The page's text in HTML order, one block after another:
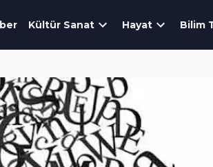
Kültür Sanat Hayat Bilim